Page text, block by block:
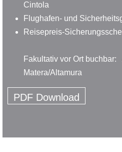
Cintola
Flughafen- und
Reisepreis-
Fakultativ vor Ort
Matera/Altamura
PDF Download